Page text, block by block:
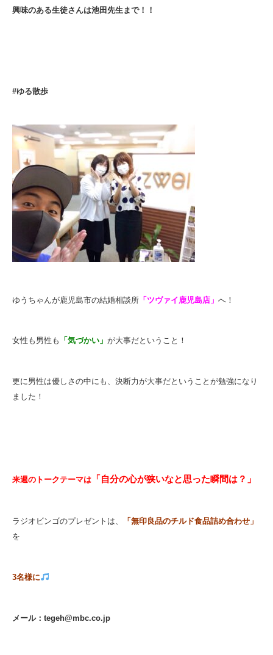
興味のある生徒さんは池田先生まで！！
#ゆる散歩
ゆうちゃんが鹿児島市の結婚相談所 「ツヴァイ鹿児島店」 へ！
女性も男性も 「気づかい」 が大事だということ！
更に男性は優しさの中にも、決断力が大事だということが勉強になり
ました！
来週のトークテーマは 「自分の心が狭いなと思った瞬間は？」
ラジオビンゴのプレゼントは、
「無印良品のチルド食品詰め合わせ」
を
3名様に
メール：tegeh@mbc.co.jp